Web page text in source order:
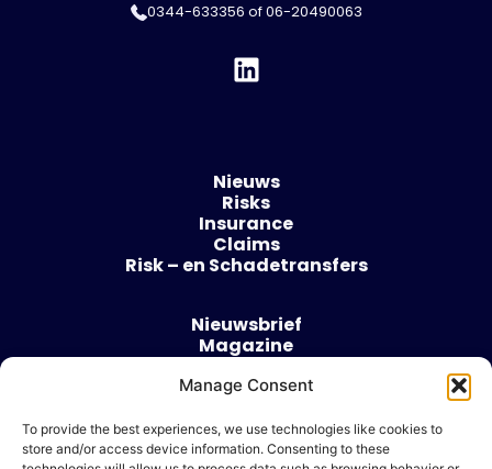
Manage Consent
To provide the best experiences, we use technologies like cookies to
store and/or access device information. Consenting to these
0344-633356 of06-20490063
Nieuws
Risks
Insurance
Claims
Risk – en Schadetransfers
Nieuwsbrief
Magazine
Over